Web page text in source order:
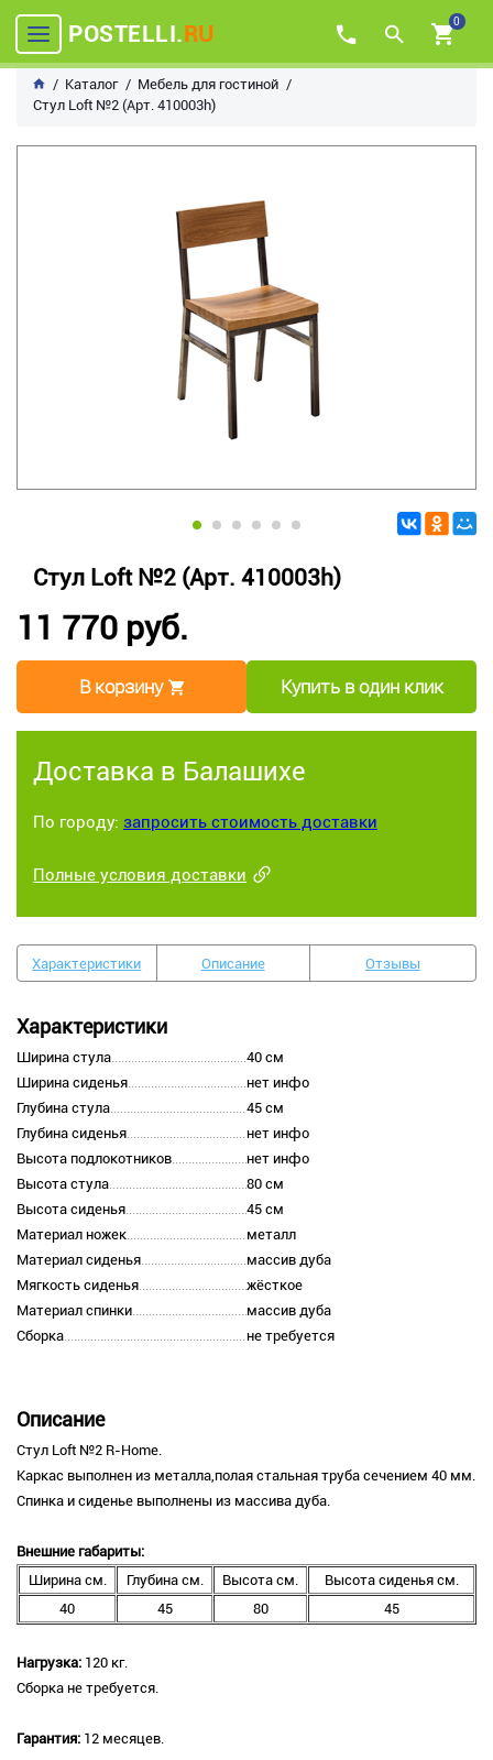
POSTELLI.RU 0
Каталог
Мебель для гостиной
Стул Loft №2 (Арт. 410003h)
Стул Loft №2 (Арт. 410003h)
11 770 руб.
В корзину Купить в один клик
Доставка в Балашихе
По городу: запросить стоимость доставки
Полные условия доставки
Характеристики Описание Отзывы
Характеристики
Ширина стула
40 см
Ширина сиденья
нет инфо
Глубина стула
45 см
Глубина сиденья
нет инфо
Высота подлокотников
нет инфо
Высота стула
80 см
Высота сиденья
45 см
Материал ножек
металл
Материал сиденья
массив дуба
Мягкость сиденья
жёсткое
Материал спинки
массив дуба
Сборка
не требуется
Описание
Стул Loft №2 R-Home.
Каркас выполнен из металла,полая стальная труба сечением 40 мм.
Спинка и сиденье выполнены из массива дуба.
Внешние габариты:
Ширина см.
Глубина см. Высота см.
Высота сиденья см.
40
45 80 45
Нагрузка: 120 кг.
Сборка не требуется.
Гарантия: 12 месяцев.